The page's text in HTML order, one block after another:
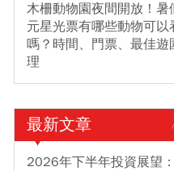
木柵動物園夜間開放！暑
元星光票有哪些動物可以
嗎？時間、門票、最佳遊
理
最新文章
2026年下半年投資展望